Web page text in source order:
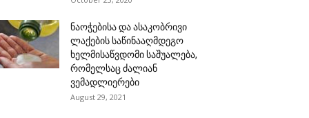
ნაოჭებისა და ასაკობრივი
ლაქების საწინააღმდეგო
ხელმისაწვდომი საშუალება,
რომელსაც ძალიან
ვემადლიერები
August 29, 2021